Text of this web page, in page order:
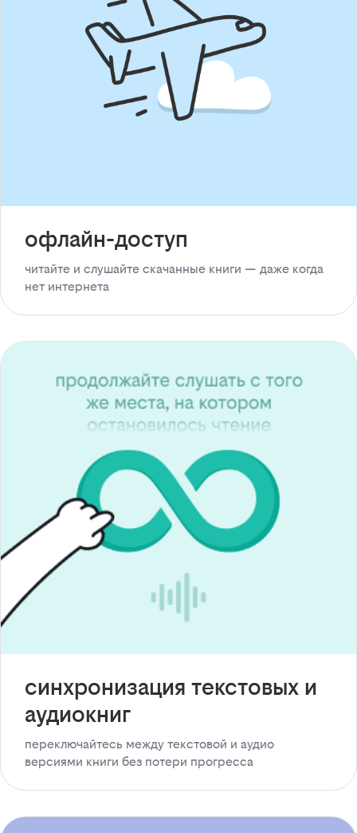
офлайн-доступ
читайте и слушайте скачанные книги — даже когда
нет интернета
синхронизация текстовых и
аудиокниг
переключайтесь между текстовой и аудио
версиями книги без потери прогресса